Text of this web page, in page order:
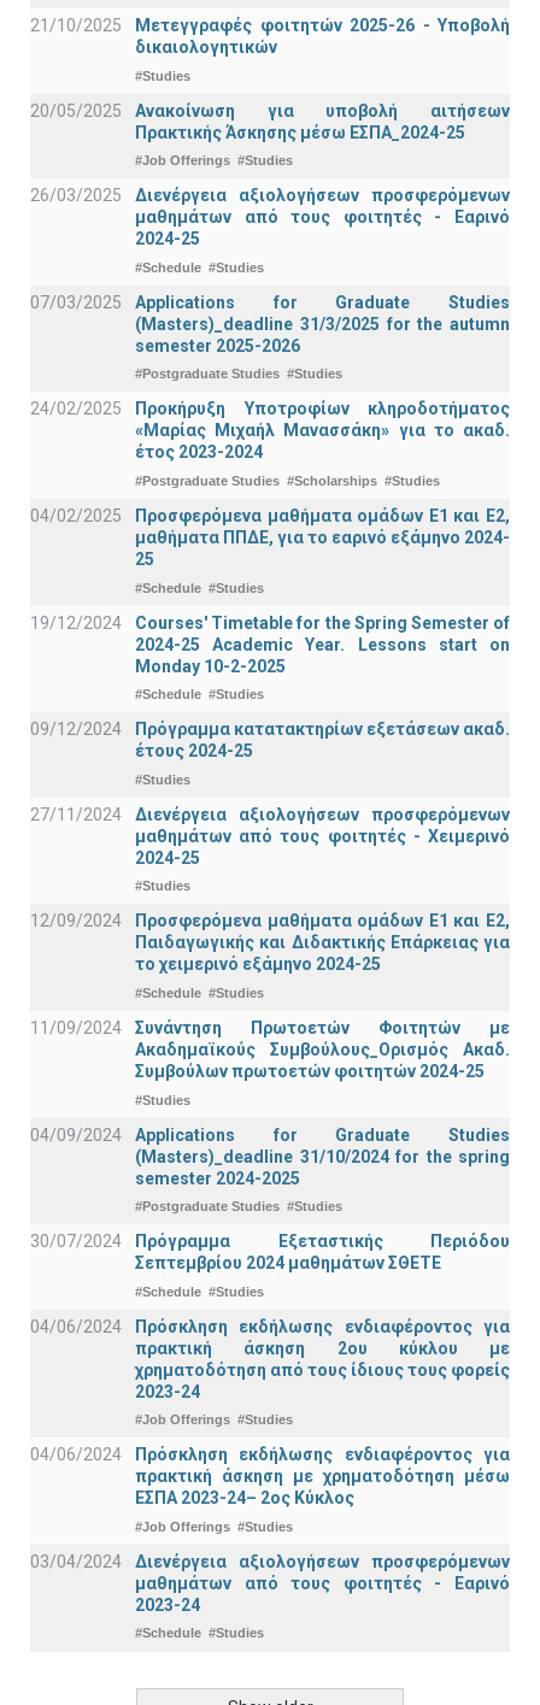
21/10/2025
Μετεγγραφές φοιτητών 2025-26 - Υποβολή
δικαιολογητικών
#Studies
20/05/2025
Ανακοίνωση για υποβολή αιτήσεων
Πρακτικής Άσκησης μέσω ΕΣΠΑ_2024-25
#Job Offerings #Studies
26/03/2025
Διενέργεια αξιολογήσεων προσφερόμενων
μαθημάτων από τους φοιτητές - Εαρινό
2024-25
#Schedule #Studies
07/03/2025
Applications for Graduate Studies
(Masters)_deadline 31/3/2025 for the autumn
semester 2025-2026
#Postgraduate Studies #Studies
24/02/2025
Προκήρυξη Υποτροφίων κληροδοτήματος
«Μαρίας Μιχαήλ Μανασσάκη» για το ακαδ.
έτος 2023-2024
#Postgraduate Studies #Scholarships #Studies
04/02/2025
Προσφερόμενα μαθήματα ομάδων Ε1 και Ε2,
μαθήματα ΠΠΔΕ, για το εαρινό εξάμηνο 2024-
25
#Schedule #Studies
19/12/2024
Courses' Timetable for the Spring Semester of
2024-25 Academic Year. Lessons start on
Monday 10-2-2025
#Schedule #Studies
09/12/2024
Πρόγραμμα κατατακτηρίων εξετάσεων ακαδ.
έτους 2024-25
#Studies
27/11/2024
Διενέργεια αξιολογήσεων προσφερόμενων
μαθημάτων από τους φοιτητές - Χειμερινό
2024-25
#Studies
12/09/2024
Προσφερόμενα μαθήματα ομάδων Ε1 και Ε2,
Παιδαγωγικής και Διδακτικής Επάρκειας για
το χειμερινό εξάμηνο 2024-25
#Schedule #Studies
11/09/2024
Συνάντηση Πρωτοετών Φοιτητών με
Ακαδημαϊκούς Συμβούλους_Ορισμός Ακαδ.
Συμβούλων πρωτοετών φοιτητών 2024-25
#Studies
04/09/2024
Applications for Graduate Studies
(Masters)_deadline 31/10/2024 for the spring
semester 2024-2025
#Postgraduate Studies #Studies
30/07/2024
Πρόγραμμα Εξεταστικής Περιόδου
Σεπτεμβρίου 2024 μαθημάτων ΣΘΕΤΕ
#Schedule #Studies
04/06/2024
Πρόσκληση εκδήλωσης ενδιαφέροντος για
πρακτική άσκηση 2ου κύκλου με
χρηματοδότηση από τους ίδιους τους φορείς
2023-24
#Job Offerings #Studies
04/06/2024
Πρόσκληση εκδήλωσης ενδιαφέροντος για
πρακτική άσκηση με χρηματοδότηση μέσω
ΕΣΠΑ 2023-24– 2ος Κύκλος
#Job Offerings #Studies
03/04/2024
Διενέργεια αξιολογήσεων προσφερόμενων
μαθημάτων από τους φοιτητές - Εαρινό
2023-24
#Schedule #Studies